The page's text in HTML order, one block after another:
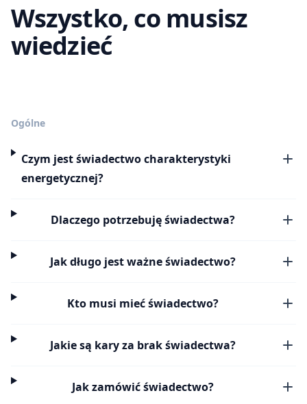
Wszystko, co musisz
wiedzieć
Ogólne
Czym jest świadectwo charakterystyki
energetycznej?
Dlaczego potrzebuję świadectwa?
Jak długo jest ważne świadectwo?
Kto musi mieć świadectwo?
Jakie są kary za brak świadectwa?
Jak zamówić świadectwo?